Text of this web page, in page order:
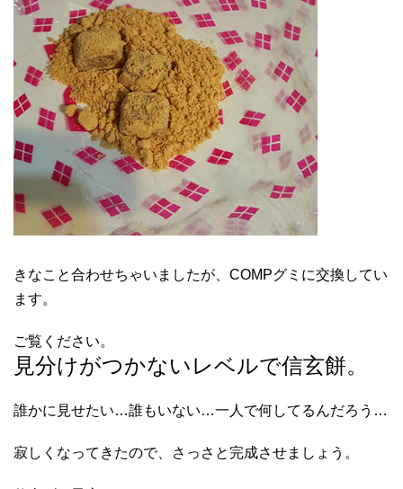
きなこと合わせちゃいましたが、COMPグミに交換してい
ます。
ご覧ください。
見分けがつかないレベルで信玄餅。
誰かに見せたい…誰もいない…一人で何してるんだろう…
寂しくなってきたので、さっさと完成させましょう。